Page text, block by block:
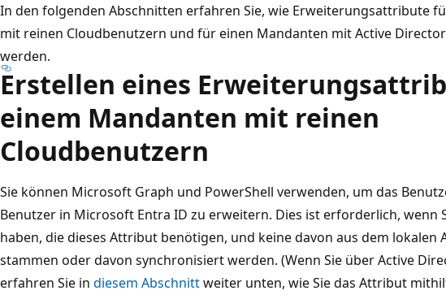
In den folgenden Abschnitten erfahren Sie, wie Erweiterungsattribute
mit reinen Cloudbenutzern und für einen Mandanten mit Active
werden.
Erstellen eines
einem Mandanten mit reinen
Cloudbenutzern
Sie können Microsoft Graph und PowerShell verwenden, um das
Benutzer in Microsoft Entra ID zu erweitern. Dies ist erforderlich, wenn
haben, die dieses Attribut benötigen, und keine davon aus dem lokalen
stammen oder davon synchronisiert werden. (Wenn Sie über Active
erfahren Sie in diesem Abschnittweiter unten, wie Sie das Attribut